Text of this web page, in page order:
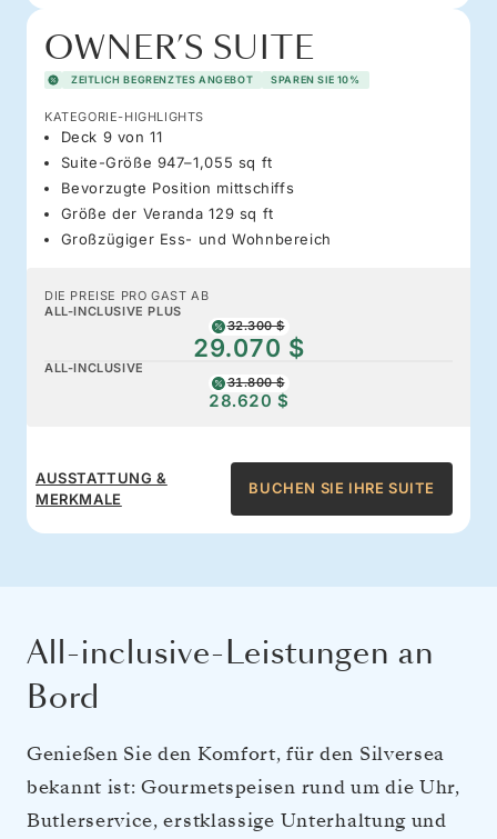
OWNER’S SUITE
ZEITLICH BEGRENZTES ANGEBOT SPAREN SIE 10%
KATEGORIE-HIGHLIGHTS
Deck 9 von 11
Suite-Größe 947–1,055 sq ft
Bevorzugte Position mittschiffs
Größe der Veranda 129 sq ft
Großzügiger Ess- und Wohnbereich
DIE PREISE PRO GAST AB
ALL-INCLUSIVE PLUS
32.300 $
29.070 $
ALL-INCLUSIVE
31.800 $
28.620 $
AUSSTATTUNG &
MERKMALE
BUCHEN SIE IHRE SUITE
All-inclusive-Leistungen an
Bord
Genießen Sie den Komfort, für den Silversea
bekannt ist: Gourmetspeisen rund um die Uhr,
Butlerservice, erstklassige Unterhaltung und